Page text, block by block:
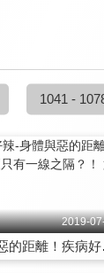
1041 -
2019-
身體與